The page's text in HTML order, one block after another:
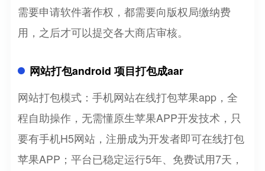
需要申请软件著作权，都需要向版权局缴纳费
用，之后才可以提交各大商店审核。
网站打包android 项目打包成aar
网站打包模式：手机网站在线打包苹果app，全
程自助操作，无需懂原生苹果APP开发技术，只
要有手机H5网站，注册成为开发者即可在线打包
苹果APP；平台已稳定运行5年、免费试用7天，